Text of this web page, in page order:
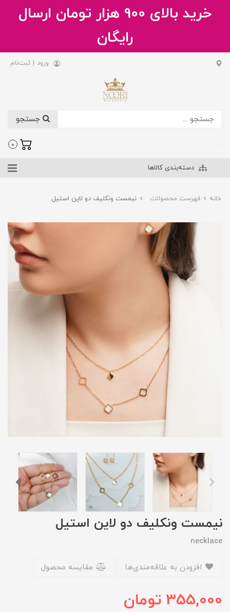
خرید بالای 900 هزار تومان ارسال
رایگان
ورود | ثبت‌نام
.
0
دسته‌بندی کالاها
خانه فهرست محصولات نیمست ونکلیف دو لاین استیل
نیمست ونکلیف دو لاین استیل
necklace
مقایسه محصول
355,000 تومان